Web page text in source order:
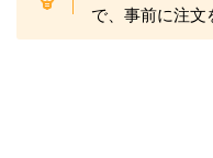
で、事前に注文